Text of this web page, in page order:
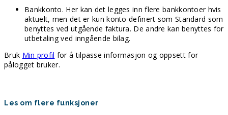
Bankkonto. Her kan det legges inn flere bankkontoer hvis
aktuelt, men det er kun konto definert som Standard som
benyttes ved utgående faktura. De andre kan benyttes for
utbetaling ved inngående bilag.
Bruk Min profil for å tilpasse informasjon og oppsett for
pålogget bruker.
Les om flere funksjoner